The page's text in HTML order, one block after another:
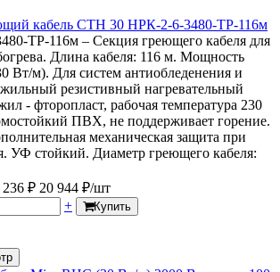
кабель СТН 30 НРК-2-6-3480-ТР-116м
ТР-116м – Секция греющего кабеля для
Длина кабеля: 116 м. Мощность
Вт/м). Для систем антиобледенения и
резистивный нагревательный
- фторопласт, рабочая температура 230
ПВХ, не поддерживает горение.
механическая защита при
УФ стойкий. Диаметр греющего кабеля:
₽ 20 944 ₽/шт
+ Купить